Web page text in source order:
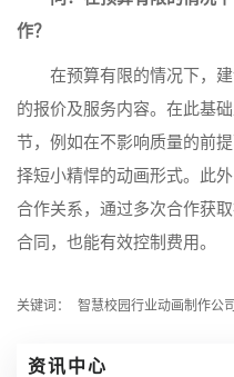
作？
在预算有限的情况下，
的报价及服务内容。在此基
节，例如在不影响质量的前
择短小精悍的动画形式。此
合作关系，通过多次合作获
合同，也能有效控制费用。
关键词： 智慧校园行业动画制作公
资讯中心